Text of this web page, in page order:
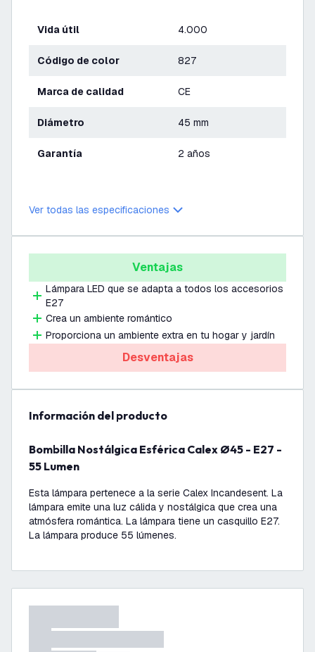
Vida útil 4.000
Código de color 827
Marca de calidad CE
Diámetro 45 mm
Garantía 2 años
Ver todas las especificaciones
Ventajas
Lámpara LED que se adapta a todos los accesorios
E27
Crea un ambiente romántico
Proporciona un ambiente extra en tu hogar y jardín
Desventajas
información del producto
Bombilla Nostálgica Esférica Calex Ø45 - E27 -
55 Lumen
Esta lámpara pertenece a la serie Calex Incandesent. La
lámpara emite una luz cálida y nostálgica que crea una
atmósfera romántica. La lámpara tiene un casquillo E27.
La lámpara produce 55 lúmenes.